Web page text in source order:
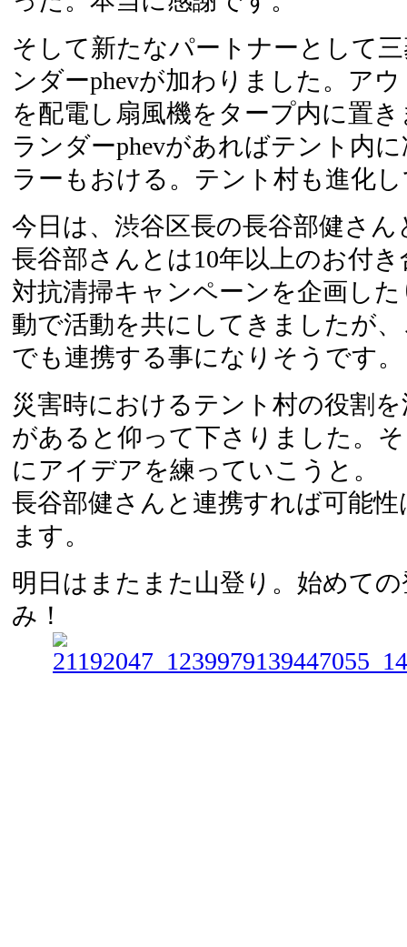
そして新たなパートナーとして
ンダーphevが加わりました。ア
を配電し扇風機をタープ内に置
ランダーphevがあればテント内
ラーもおける。テント村も進化
今日は、渋谷区長の長谷部健さ
長谷部さんとは10年以上のお付
対抗清掃キャンペーンを企画し
動で活動を共にしてきましたが
でも連携する事になりそうです。
災害時におけるテント村の役割
があると仰って下さりました。
にアイデアを練っていこうと。
長谷部健さんと連携すれば可能
ます。
明日はまたまた山登り。始めて
み！